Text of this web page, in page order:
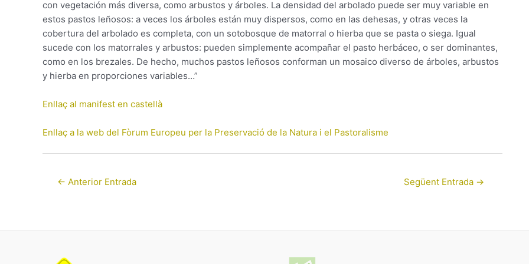
con vegetación más diversa, como arbustos y árboles. La densidad del arbolado puede ser muy variable en
estos pastos leñosos: a veces los árboles están muy dispersos, como en las dehesas, y otras veces la
cobertura del arbolado es completa, con un sotobosque de matorral o hierba que se pasta o siega. Igual
sucede con los matorrales y arbustos: pueden simplemente acompañar el pasto herbáceo, o ser dominantes,
como en los brezales. De hecho, muchos pastos leñosos conforman un mosaico diverso de árboles, arbustos
y hierba en proporciones variables…”
Enllaç al manifest en castellà
Enllaç a la web del Fòrum Europeu per la Preservació de la Natura i el Pastoralisme
← Anterior Entrada Següent Entrada →